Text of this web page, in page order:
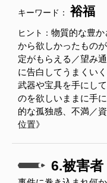
キーワード：裕福
ヒント： 物質的な豊か
から欲しかったもの
定がもらえる／望み
に告白してうまくい
武器や宝具を手にし
のを欲しいままに手
的な孤独感、不満／
位置》
6.被害者